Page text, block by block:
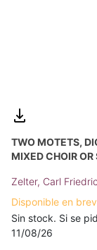
TWO MOTETS,
MIXED CHOIR
Zelter, Carl
Disponible en
Sin stock. Si se
11/08/26